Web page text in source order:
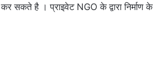
सकते है । प्राइवेट NGO के द्वारा निर्माण के